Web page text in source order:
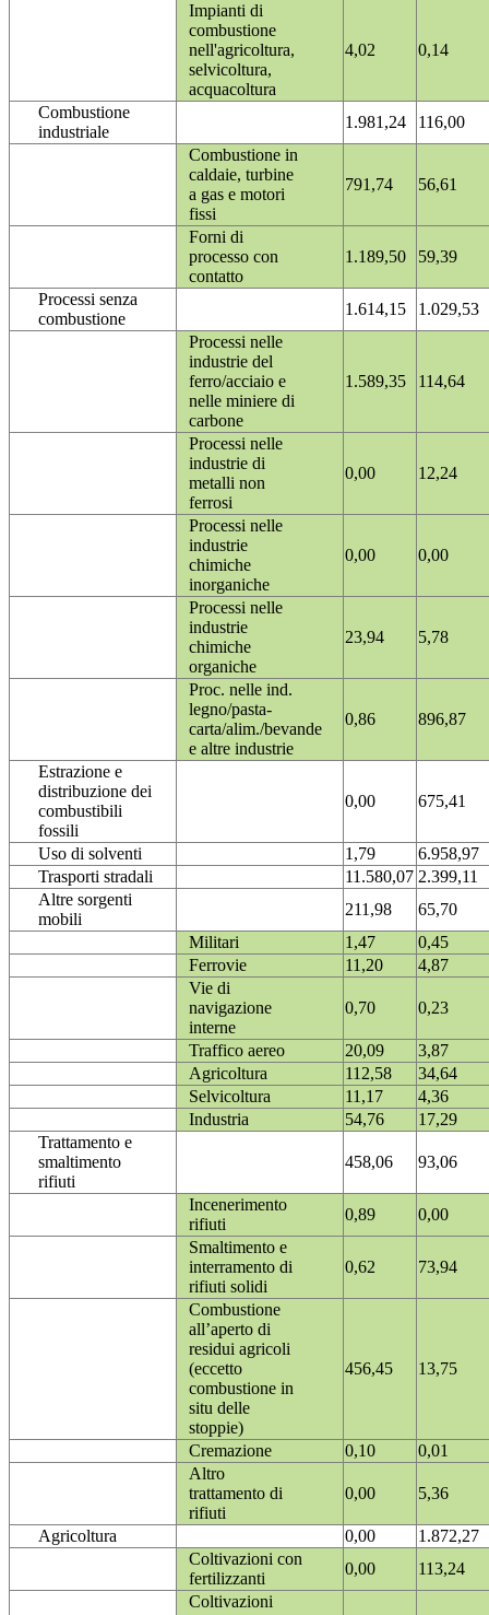
Impianti di
combustione
nell'agricoltura,
selvicoltura,
acquacoltura
4,02 0,14
Combustione
industriale
1.981,24
116,00
Combustione in
caldaie, turbine
a gas e motori
fissi
791,74 56,61
Forni di
processo con
contatto
1.189,50 59,39
Processi senza
combustione
1.614,15
1.029,53
Processi nelle
industrie del
ferro/acciaio e
nelle miniere di
carbone
1.589,35 114,64
Processi nelle
industrie di
metalli non
ferrosi
0,00 12,24
Processi nelle
industrie
chimiche
inorganiche
0,00 0,00
Processi nelle
industrie
chimiche
organiche
23,94 5,78
Proc. nelle ind.
legno/pasta-
carta/alim./bevande
e altre industrie
0,86 896,87
Estrazione e
distribuzione dei
combustibili
fossili
0,00 675,41
Uso di solventi 1,79
6.958,97
Trasporti stradali
11.580,07 2.399,11
Altre sorgenti
mobili
211,98
65,70
Militari
1,47
0,45
Ferrovie
11,20
4,87
Vie di
navigazione
interne
0,70 0,23
Traffico aereo 20,09
3,87
Agricoltura
112,58
34,64
Selvicoltura
11,17
4,36
Industria
54,76
17,29
Trattamento e
smaltimento
rifiuti
458,06 93,06
Incenerimento
rifiuti
0,89
0,00
Smaltimento e
interramento di
rifiuti solidi
0,62 73,94
Combustione
all’aperto di
residui agricoli
(eccetto
combustione in
situ delle
stoppie)
456,45 13,75
Cremazione 0,10
0,01
Altro
trattamento di
rifiuti
0,00 5,36
Agricoltura 0,00
1.872,27
Coltivazioni con
fertilizzanti
0,00
113,24
Coltivazioni